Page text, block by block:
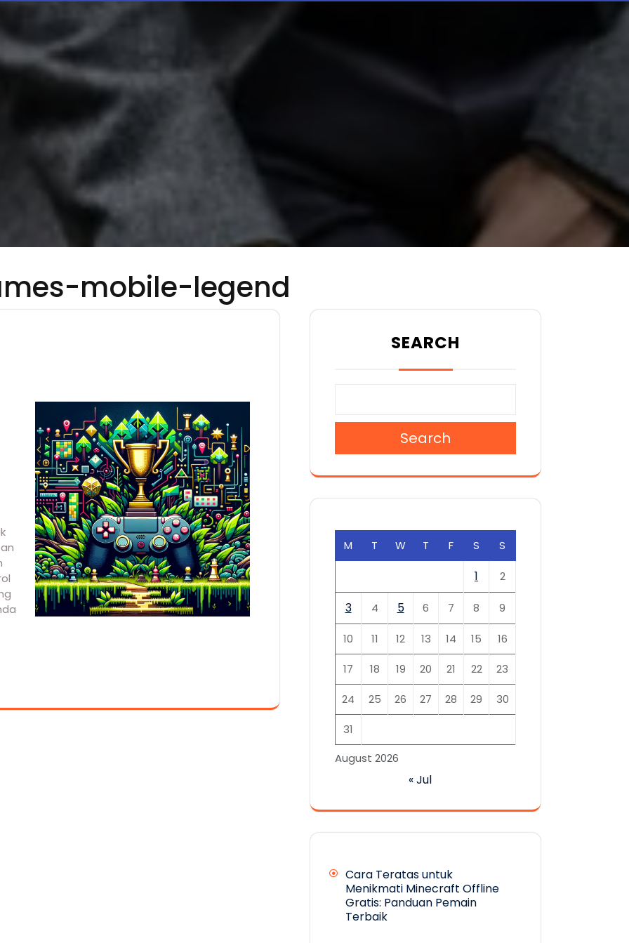
mobile-legend
SEARCH
Search
August 2026
M T W T F S S
1 2
3 4 5 6 7 8 9
10 11 12 13 14 15 16
17 18 19 20 21 22 23
24 25 26 27 28 29 30
31
« Jul
Cara Teratas untuk
Menikmati Minecraft Offline
Gratis: Panduan Pemain
Terbaik